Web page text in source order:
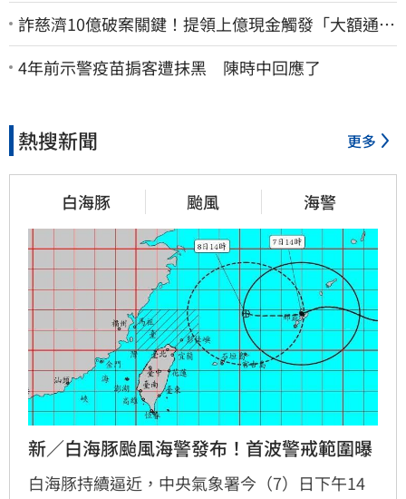
詐慈濟10億破案關鍵！提領上億現金觸發「大額通
報」神鬼律師遭擊落內幕
4年前示警疫苗掮客遭抹黑 陳時中回應了
熱搜新聞 更多
白海豚 颱風 海警
新／白海豚颱風海警發布！首波警戒範圍曝
白海豚持續逼近，中央氣象署今（7）日下午14